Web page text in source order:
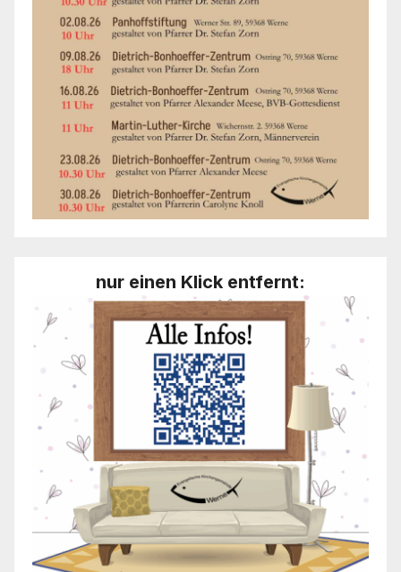
nur einen Klick entfernt: